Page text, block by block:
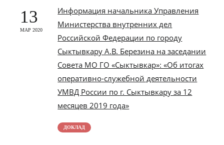
13
МАР 2020
Информация начальника Управления
Министерства внутренних дел
Российской Федерации по городу
Сыктывкару А.В. Березина на заседании
Совета МО ГО «Сыктывкар»: «Об итогах
оперативно-служебной деятельности
УМВД России по г. Сыктывкару за 12
месяцев 2019 года»
ДОКЛАД